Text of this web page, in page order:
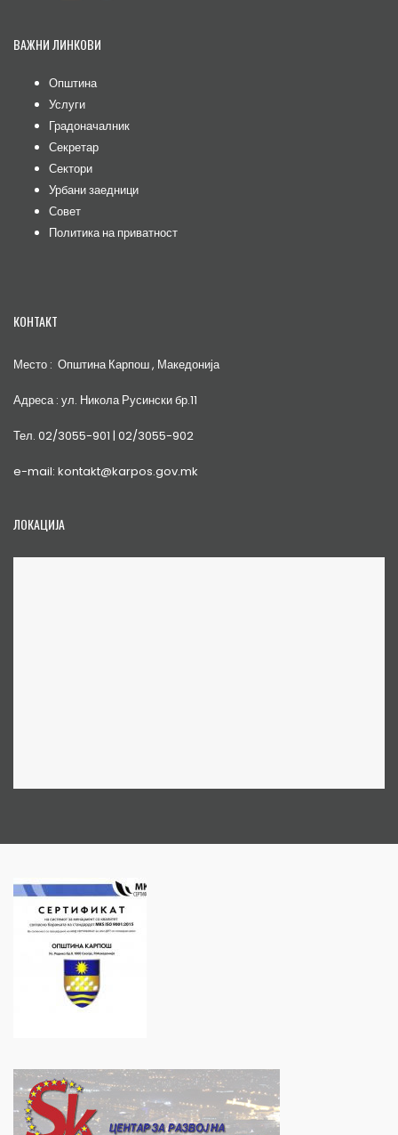
ВАЖНИ ЛИНКОВИ
Општина
Услуги
Градоначалник
Секретар
Сектори
Урбани заедници
Совет
Политика на приватност
КОНТАКТ
Место : Општина Карпош , Македонија
Адреса : ул. Никола Русински бр.11
Тел. 02/3055-901 | 02/3055-902
e-mail: kontakt@karpos.gov.mk
ЛОКАЦИЈА